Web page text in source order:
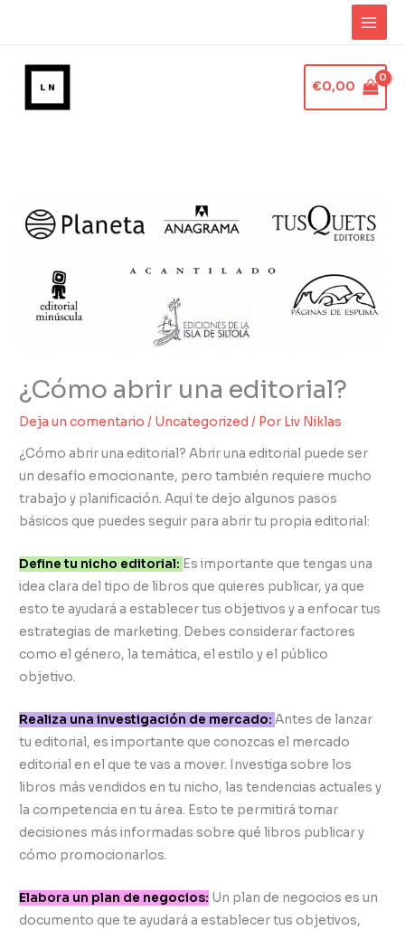
€0,00
¿Cómo abrir una editorial?
Deja un comentario / Uncategorized / Por Liv Niklas
¿Cómo abrir una editorial? Abrir una editorial puede ser
un desafío emocionante, pero también requiere mucho
trabajo y planificación. Aquí te dejo algunos pasos
básicos que puedes seguir para abrir tu propia editorial:
Define tu nicho editorial: Es importante que tengas una
idea clara del tipo de libros que quieres publicar, ya que
esto te ayudará a establecer tus objetivos y a enfocar tus
estrategias de marketing. Debes considerar factores
como el género, la temática, el estilo y el público
objetivo.
Realiza una investigación de mercado:Antes de lanzar
tu editorial, es importante que conozcas el mercado
editorial en el que te vas a mover. Investiga sobre los
libros más vendidos en tu nicho, las tendencias actuales y
la competencia en tu área. Esto te permitirá tomar
decisiones más informadas sobre qué libros publicar y
cómo promocionarlos.
Elabora un plan de negocios: Un plan de negocios es un
documento que te ayudará a establecer tus objetivos,